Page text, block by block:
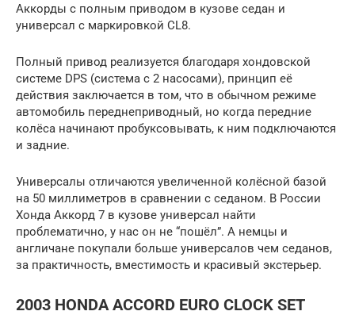
Аккорды с полным приводом в кузове седан и
универсал с маркировкой CL8.
Полный привод реализуется благодаря хондовской
системе DPS (система с 2 насосами), принцип её
действия заключается в том, что в обычном режиме
автомобиль переднеприводный, но когда передние
колёса начинают пробуксовывать, к ним подключаются
и задние.
Универсалы отличаются увеличенной колёсной базой
на 50 миллиметров в сравнении с седаном. В России
Хонда Аккорд 7 в кузове универсал найти
проблематично, у нас он не “пошёл”. А немцы и
англичане покупали больше универсалов чем седанов,
за практичность, вместимость и красивый экстерьер.
2003 HONDA ACCORD EURO CLOCK SET